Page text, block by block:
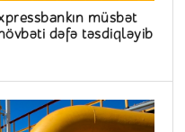
müsbət
dəfə təsdiqləyib